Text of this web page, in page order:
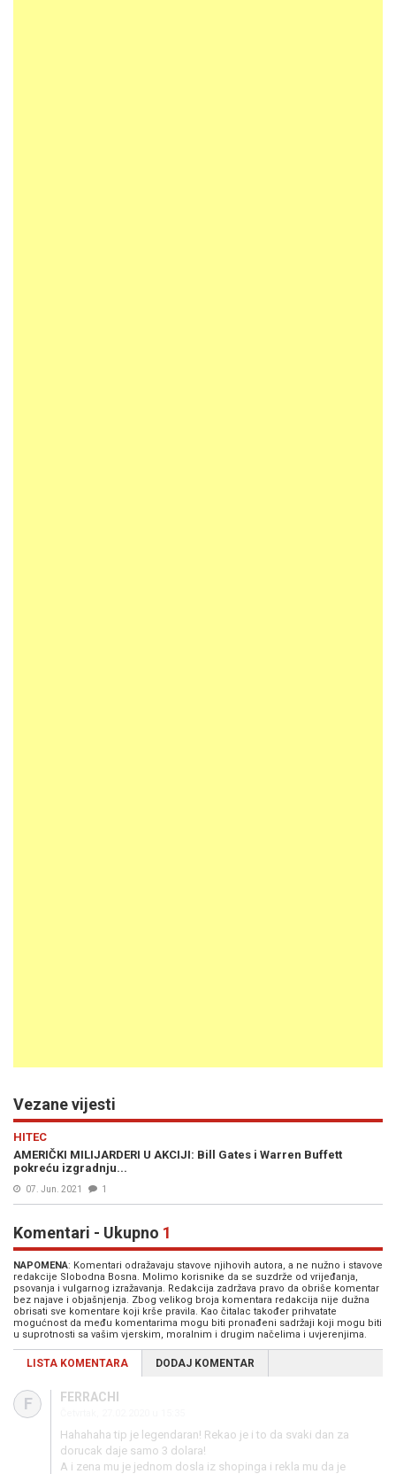
Vezane vijesti
HITEC
AMERIČKI MILIJARDERI U AKCIJI: Bill Gates i Warren Buffett
pokreću izgradnju...
07. Jun. 2021 1
Komentari - Ukupno 1
NAPOMENA: Komentari odražavaju stavove njihovih autora, a ne nužno i stavove
redakcije Slobodna Bosna. Molimo korisnike da se suzdrže od vrijeđanja,
psovanja i vulgarnog izražavanja. Redakcija zadržava pravo da obriše komentar
bez najave i objašnjenja. Zbog velikog broja komentara redakcija nije dužna
obrisati sve komentare koji krše pravila. Kao čitalac također prihvatate
mogućnost da među komentarima mogu biti pronađeni sadržaji koji mogu biti
u suprotnosti sa vašim vjerskim, moralnim i drugim načelima i uvjerenjima.
LISTA KOMENTARA DODAJ KOMENTAR
F FERRACHI
Hahahaha tip je legendaran! Rekao je i to da svaki dan za
dorucak daje samo 3 dolara!
A i zena mu je jednom dosla iz shopinga i rekla mu da je